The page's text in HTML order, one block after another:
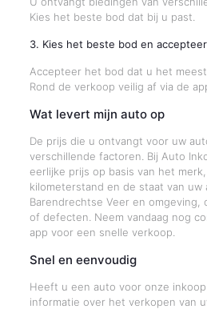
Kies het beste bod dat bij u past.
3. Kies het beste bod en
Accepteer het bod dat u het meest
Rond de verkoop veilig af via de
Wat levert mijn auto op
De prijs die u ontvangt voor uw
verschillende factoren. Bij Auto
eerlijke prijs op basis van het
kilometerstand en de staat van uw
Barendrechtse Veer en omgeving,
of defecten. Neem vandaag nog
app voor een snelle verkoop.
Snel en eenvoudig
Heeft u een auto voor onze
informatie over het verkopen van